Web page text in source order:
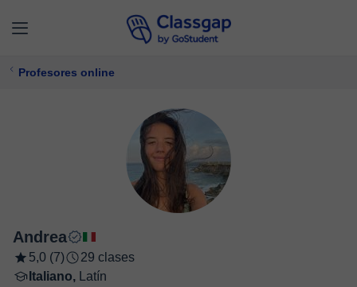
Profesores online
Andrea
5,0 (7)
29 clases
Italiano,
Latín